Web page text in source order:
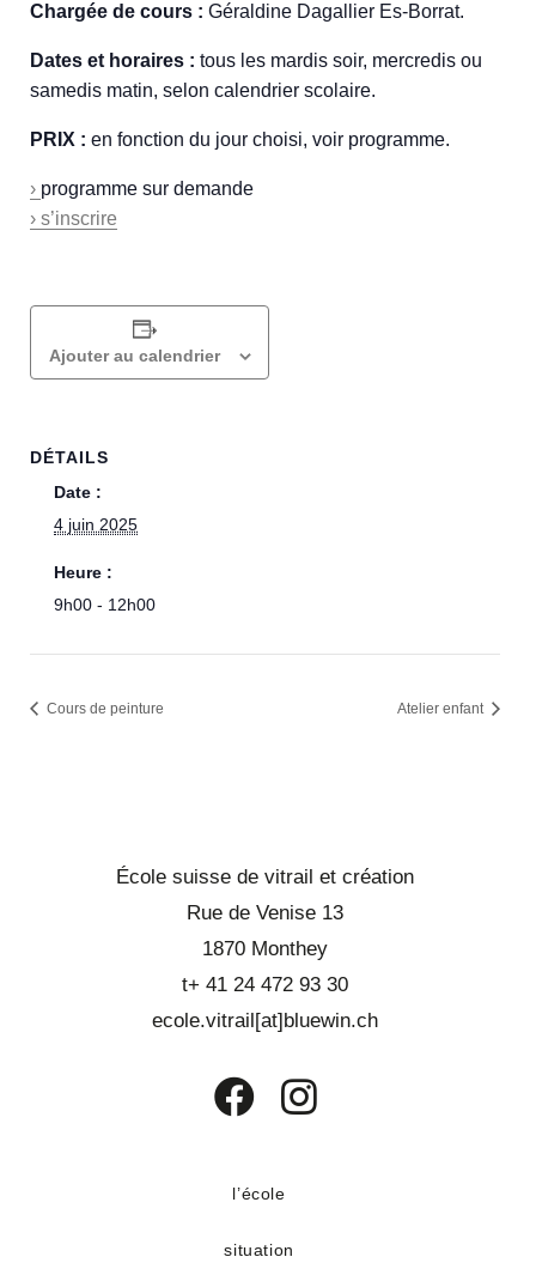
Chargée de cours : Géraldine Dagallier Es-Borrat.
Dates et horaires : tous les mardis soir, mercredis ou
samedis matin, selon calendrier scolaire.
PRIX : en fonction du jour choisi, voir programme.
› programme sur demande
› s’inscrire
Ajouter au calendrier
DÉTAILS
Date :
4 juin 2025
Heure :
9h00 - 12h00
Cours de peinture Atelier enfant
École suisse de vitrail et création
Rue de Venise 13
1870 Monthey
t+ 41 24 472 93 30
ecole.vitrail[at]bluewin.ch
un
onglet
l’école
situation